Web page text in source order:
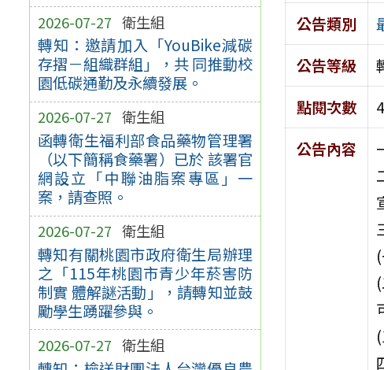
2026-07-27 衛生組
轉知：邀請加入「YouBike減碳
存摺－組織群組」，共 同推動校
園低碳通勤及永續發展。
2026-07-27 衛生組
函轉衛生福利部食品藥物管理署
（以下簡稱食藥署）已於 該署官
網設立「中聯油脂案專區」一
案，請查照。
2026-07-27 衛生組
轉知有關桃園市政府衛生局辦理
之「115年桃園市青少年菸害防
制實 體解謎活動」，請轉知並鼓
勵學生踴躍參與。
2026-07-27 衛生組
公告類別
公告等級
點閱次數
公告內容